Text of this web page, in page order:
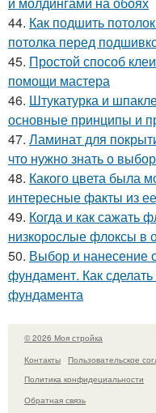
44. Как подшить
потолка перед
45. Простой способ
помощи мастера
46. Штукатурка и
основные принципы и
47. Ламинат для
что нужно знать о
48. Какого цвета была
интересные факты из
49. Когда и как сажать
низкорослые флоксы в
50. Выбор и нанесение
фундамент. Как
фундамента
© 2026 Моя стройка
Контакты
Пользовательское
Политика конфидециальности
Обратная связь